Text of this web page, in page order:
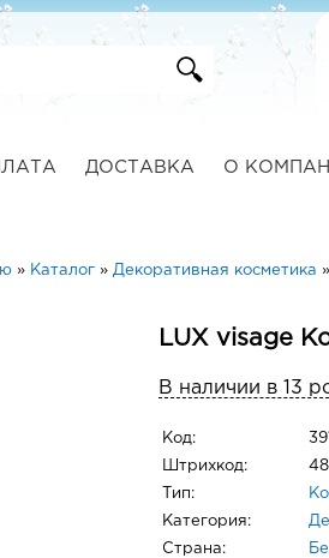
ДОСТАВКА О
» Каталог» Декоративная косметика »
LUX visage
В наличии в 13
Код:
Штрихкод:
Тип:
Категория:
Страна: